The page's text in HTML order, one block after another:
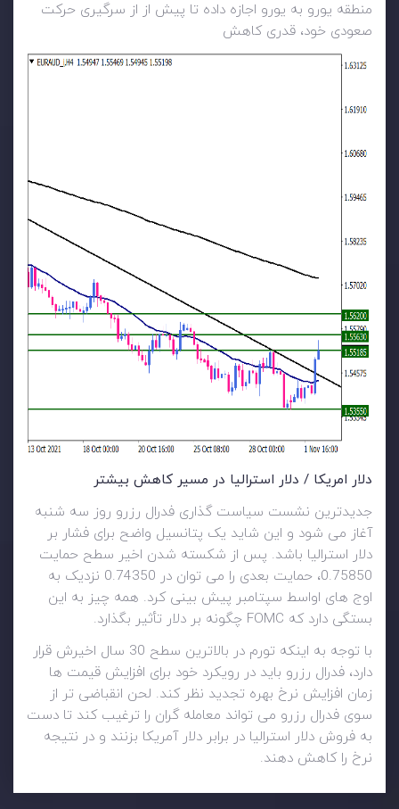
منطقه یورو به یورو اجازه داده تا پیش از از سرگیری حرکت
صعودی خود، قدری کاهش
دلار امریکا / دلار استرالیا در مسیر کاهش بیشتر
جدیدترین نشست سیاست گذاری فدرال رزرو روز سه شنبه
آغاز می شود و این شاید یک پتانسیل واضح برای فشار بر
دلار استرالیا باشد. پس از شکسته شدن اخیر سطح حمایت
0.75850، حمایت بعدی را می توان در 0.74350 نزدیک به
اوج های اواسط سپتامبر پیش بینی کرد. همه چیز به این
بستگی دارد که FOMC چگونه بر دلار تأثیر بگذارد.
با توجه به اینکه تورم در بالاترین سطح 30 سال اخیرش قرار
دارد، فدرال رزرو باید در رویکرد خود برای افزایش قیمت ها
زمان افزایش نرخ بهره تجدید نظر کند. لحن انقباضی تر از
سوی فدرال رزرو می تواند معامله گران را ترغیب کند تا دست
به فروش دلار استرالیا در برابر دلار آمریکا بزنند و در نتیجه
نرخ را کاهش دهند.